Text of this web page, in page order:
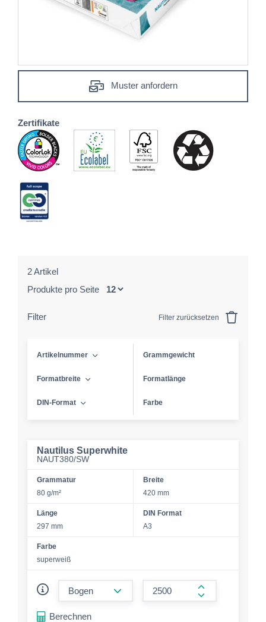
Muster anfordern
Zertifikate
2 Artikel
Produkte pro Seite
Filter Filter zurücksetzen
Artikelnummer Grammgewicht
Formatbreite Formatlänge
DIN-Format Farbe
Nautilus Superwhite
NAUT380/SW
Grammatur
80 g/m²
Breite
420 mm
Länge
297 mm
DIN Format
A3
Farbe
superweiß
form.increase-
Berechnen